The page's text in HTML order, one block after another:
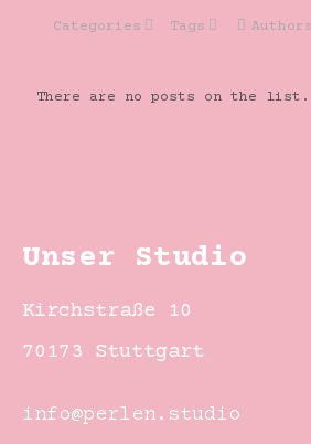
Categories Tags Authors
There are no posts on the list.
Unser Studio
Kirchstraße 10
70173 Stuttgart
info@perlen.studio